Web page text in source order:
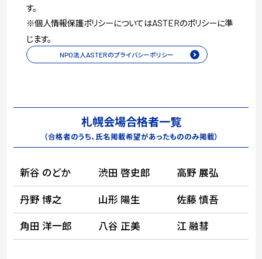
す。
※個人情報保護ポリシーについてはASTERのポリシーに準
じます。
NPO法人ASTERのプライバシーポリシー
札幌会場合格者一覧
（合格者のうち、氏名掲載希望があったもののみ掲載）
新谷 のどか 渋田 啓史郎
高野 展弘
丹野 博之
山形 陽生
佐藤 慎吾
角田 洋一郎
八谷 正美 江 融彗